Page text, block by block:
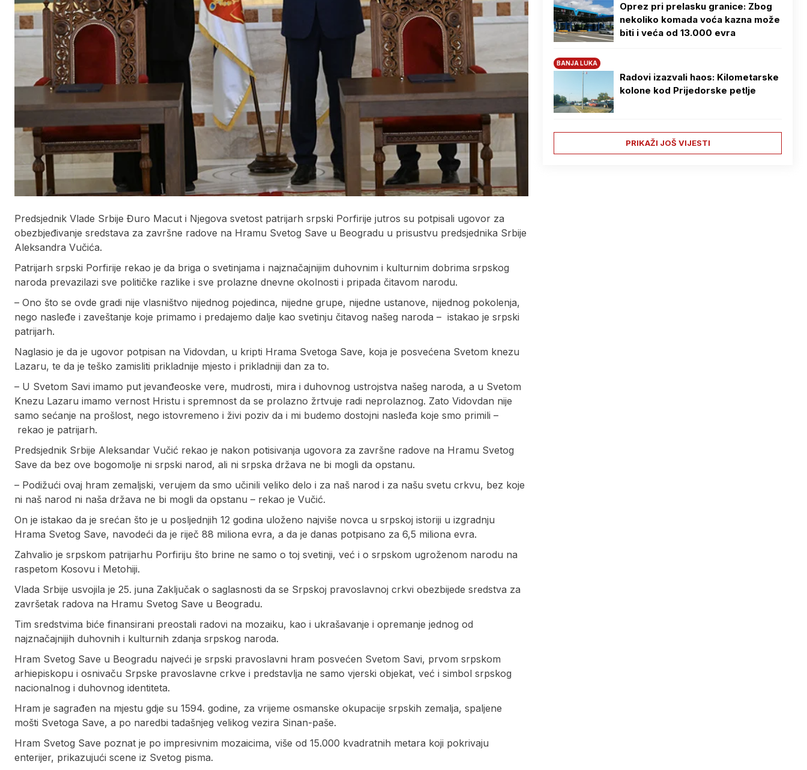
Predsjednik Vlade Srbije Đuro Macut i Njegova svetost patrijarh srpski Porfirije jutros su potpisali ugovor za
obezbjeđivanje sredstava za završne radove na Hramu Svetog Save u Beogradu u prisustvu predsjednika Srbije
Aleksandra Vučića.
Patrijarh srpski Porfirije rekao je da briga o svetinjama i najznačajnijim duhovnim i kulturnim dobrima srpskog
naroda prevazilazi sve političke razlike i sve prolazne dnevne okolnosti i pripada čitavom narodu.
– Ono što se ovde gradi nije vlasništvo nijednog pojedinca, nijedne grupe, nijedne ustanove, nijednog pokolenja,
nego nasleđe i zaveštanje koje primamo i predajemo dalje kao svetinju čitavog našeg naroda – istakao je srpski
patrijarh.
Naglasio je da je ugovor potpisan na Vidovdan, u kripti Hrama Svetoga Save, koja je posvećena Svetom knezu
Lazaru, te da je teško zamisliti prikladnije mjesto i prikladniji dan za to.
– U Svetom Savi imamo put jevanđeoske vere, mudrosti, mira i duhovnog ustrojstva našeg naroda, a u Svetom
Knezu Lazaru imamo vernost Hristu i spremnost da se prolazno žrtvuje radi neprolaznog. Zato Vidovdan nije
samo sećanje na prošlost, nego istovremeno i živi poziv da i mi budemo dostojni nasleđa koje smo primili –
rekao je patrijarh.
Predsjednik Srbije Aleksandar Vučić rekao je nakon potisivanja ugovora za završne radove na Hramu Svetog
Save da bez ove bogomolje ni srpski narod, ali ni srpska država ne bi mogli da opstanu.
– Podižući ovaj hram zemaljski, verujem da smo učinili veliko delo i za naš narod i za našu svetu crkvu, bez koje
ni naš narod ni naša država ne bi mogli da opstanu – rekao je Vučić.
On je istakao da je srećan što je u posljednjih 12 godina uloženo najviše novca u srpskoj istoriji u izgradnju
Hrama Svetog Save, navodeći da je riječ 88 miliona evra, a da je danas potpisano za 6,5 miliona evra.
Zahvalio je srpskom patrijarhu Porfiriju što brine ne samo o toj svetinji, već i o srpskom ugroženom narodu na
raspetom Kosovu i Metohiji.
Vlada Srbije usvojila je 25. juna Zaključak o saglasnosti da se Srpskoj pravoslavnoj crkvi obezbijede sredstva za
završetak radova na Hramu Svetog Save u Beogradu.
Tim sredstvima biće finansirani preostali radovi na mozaiku, kao i ukrašavanje i opremanje jednog od
najznačajnijih duhovnih i kulturnih zdanja srpskog naroda.
Hram Svetog Save u Beogradu najveći je srpski pravoslavni hram posvećen Svetom Savi, prvom srpskom
arhiepiskopu i osnivaču Srpske pravoslavne crkve i predstavlja ne samo vjerski objekat, već i simbol srpskog
nacionalnog i duhovnog identiteta.
Hram je sagrađen na mjestu gdje su 1594. godine, za vrijeme osmanske okupacije srpskih zemalja, spaljene
mošti Svetoga Save, a po naredbi tadašnjeg velikog vezira Sinan-paše.
Hram Svetog Save poznat je po impresivnim mozaicima, više od 15.000 kvadratnih metara koji pokrivaju
enterijer, prikazujući scene iz Svetog pisma.
Oprez pri prelasku granice: Zbog
nekoliko komada voća kazna može
biti i veća od 13.000 evra
BANJA LUKA
Radovi izazvali haos: Kilometarske
kolone kod Prijedorske petlje
PRIKAŽI JOŠ VIJESTI